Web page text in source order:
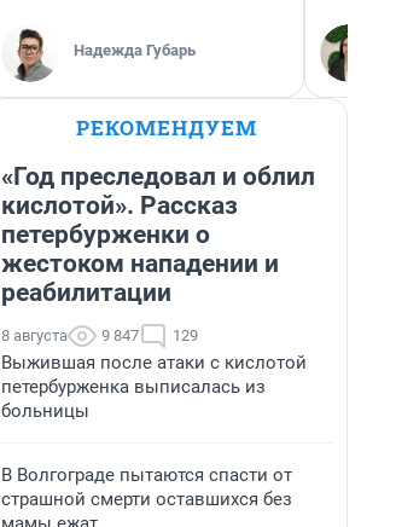
Надежда Губарь
РЕКОМЕНДУЕМ
«Год преследовал и облил
кислотой». Рассказ
петербурженки о
жестоком нападении и
реабилитации
8 августа 9 847 129
Выжившая после атаки с кислотой
петербурженка выписалась из
больницы
В Волгограде пытаются спасти от
страшной смерти оставшихся без